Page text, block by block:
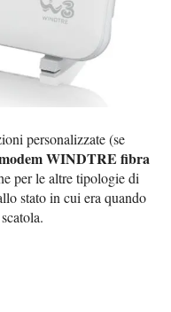
personalizzate (se
WINDTRE fibra
per le altre tipologie di
stato in cui era quando